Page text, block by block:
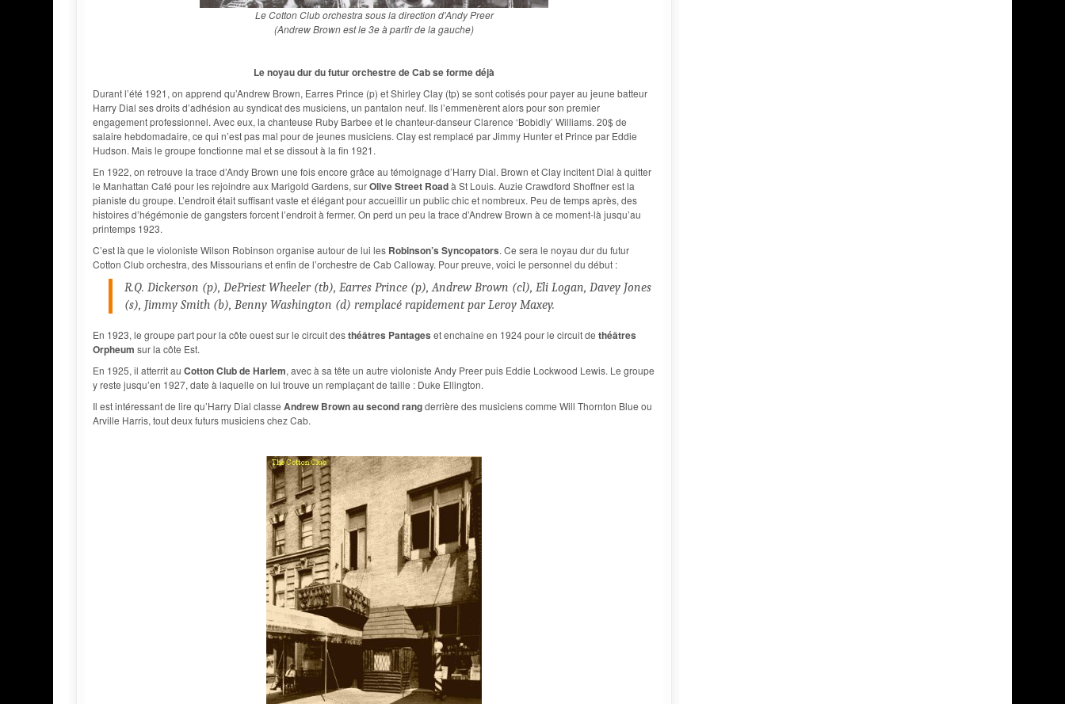
Le Cotton Club orchestra sous la direction d'Andy Preer
(Andrew Brown est le 3e à partir de la gauche)
Le noyau dur du futur orchestre de Cab se forme déjà
Durant l’été 1921, on apprend qu’Andrew Brown, Earres Prince (p) et Shirley Clay (tp) se sont cotisés pour payer au jeune batteur
Harry Dial ses droits d’adhésion au syndicat des musiciens, un pantalon neuf. Ils l’emmenèrent alors pour son premier
engagement professionnel. Avec eux, la chanteuse Ruby Barbee et le chanteur-danseur Clarence ‘Bobidly’ Williams. 20$ de
salaire hebdomadaire, ce qui n’est pas mal pour de jeunes musiciens. Clay est remplacé par Jimmy Hunter et Prince par Eddie
Hudson. Mais le groupe fonctionne mal et se dissout à la fin 1921.
En 1922, on retrouve la trace d’Andy Brown une fois encore grâce au témoignage d’Harry Dial. Brown et Clay incitent Dial à quitter
le Manhattan Café pour les rejoindre aux Marigold Gardens, surOlive Street Roadà St Louis. Auzie Crawdford Shoffner est la
pianiste du groupe. L’endroit était suffisant vaste et élégant pour accueillir un public chic et nombreux. Peu de temps après, des
histoires d’hégémonie de gangsters forcent l’endroit à fermer. On perd un peu la trace d’Andrew Brown à ce moment-là jusqu’au
printemps 1923.
C’est là que le violoniste Wilson Robinson organise autour de lui les Robinson’s Syncopators. Ce sera le noyau dur du futur
Cotton Club orchestra, des Missourians et enfin de l’orchestre de Cab Calloway. Pour preuve, voici le personnel du début :
R.Q. Dickerson (p), DePriest Wheeler (tb), Earres Prince (p), Andrew Brown (cl), Eli Logan, Davey Jones
(s), Jimmy Smith (b), Benny Washington (d) remplacé rapidement par Leroy Maxey.
En 1923, le groupe part pour la côte ouest sur le circuit desthéâtres Pantages et enchaîne en 1924 pour le circuit de théâtres
Orpheum sur la côte Est.
En 1925, il atterrit au Cotton Club de Harlem, avec à sa tête un autre violoniste Andy Preer puis Eddie Lockwood Lewis. Le groupe
y reste jusqu’en 1927, date à laquelle on lui trouve un remplaçant de taille : Duke Ellington.
Il est intéressant de lire qu’Harry Dial classe Andrew Brown au second rangderrière des musiciens comme Will Thornton Blue ou
Arville Harris, tout deux futurs musiciens chez Cab.